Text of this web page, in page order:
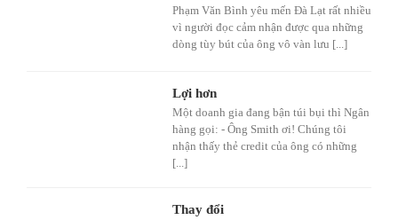
Phạm Văn Bình yêu mến Đà Lạt rất nhiều
vì người đọc cảm nhận được qua những
dòng tùy bút của ông vô vàn lưu [...]
Lợi hơn
Một doanh gia đang bận túi bụi thì Ngân
hàng gọi: - Ông Smith ơi! Chúng tôi
nhận thấy thẻ credit của ông có những
[...]
Thay đổi